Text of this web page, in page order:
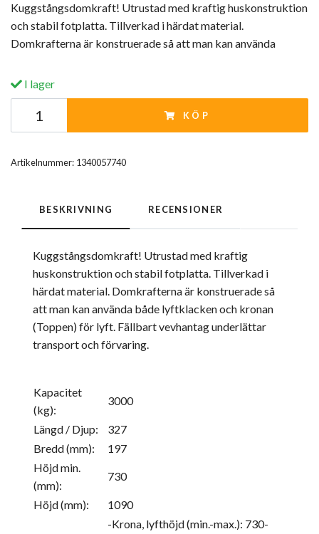
Kuggstångsdomkraft! Utrustad med kraftig huskonstruktion
och stabil fotplatta. Tillverkad i härdat material.
Domkrafterna är konstruerade så att man kan använda
I lager
KÖP
Artikelnummer: 1340057740
BESKRIVNING RECENSIONER
Kuggstångsdomkraft! Utrustad med kraftig
huskonstruktion och stabil fotplatta. Tillverkad i
härdat material. Domkrafterna är konstruerade så
att man kan använda både lyftklacken och kronan
(Toppen) för lyft. Fällbart vevhantag underlättar
transport och förvaring.
Kapacitet
(kg):
3000
Längd / Djup:
327
Bredd (mm):
197
Höjd min.
(mm):
730
Höjd (mm): 1090
-Krona, lyfthöjd (min.-max.): 730-